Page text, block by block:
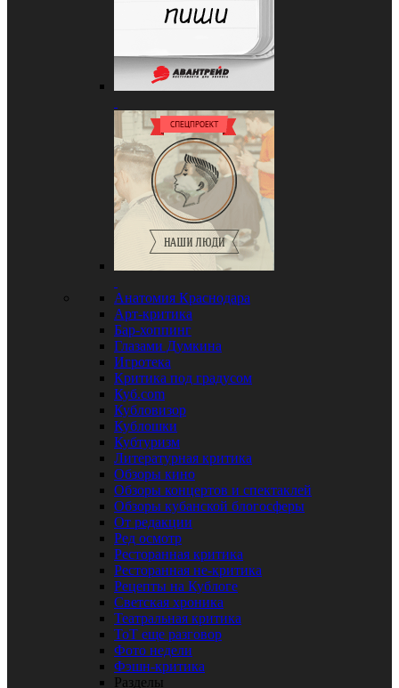
Анатомия Краснодара
Арт-критика
Бар-хоппинг
Глазами Думкина
Игротека
Критика под градусом
Куб.com
Кубловизор
Кублошки
Кубтуризм
Литературная критика
Обзоры кино
Обзоры концертов и спектаклей
Обзоры кубанской блогосферы
От редакции
Ред осмотр
Ресторанная критика
Ресторанная не-критика
Рецепты на Кублоге
Светская хроника
Театральная критика
ТоТ еще разговор
Фото недели
Фэшн-критика
Разделы